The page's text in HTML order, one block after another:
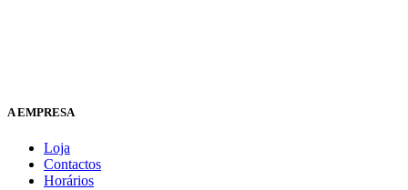
A EMPRESA
Loja
Contactos
Horários